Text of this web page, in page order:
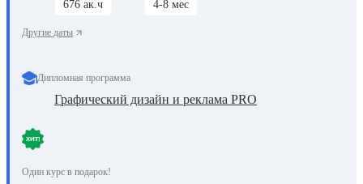
676 ак.ч 4-8 мес
Другие даты
Дипломная программа
Графический дизайн и реклама PRO
Один курс в подарок!